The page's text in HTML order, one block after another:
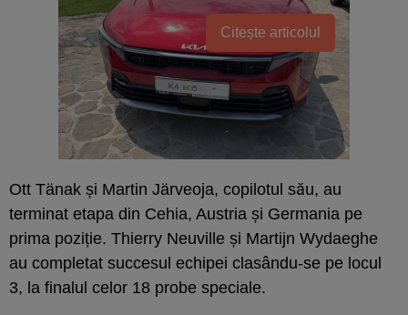
Citește articolul
Ott Tänak și Martin Järveoja, copilotul său, au
terminat etapa din Cehia, Austria și Germania pe
prima poziție. Thierry Neuville și Martijn Wydaeghe
au completat succesul echipei clasându-se pe locul
3, la finalul celor 18 probe speciale.